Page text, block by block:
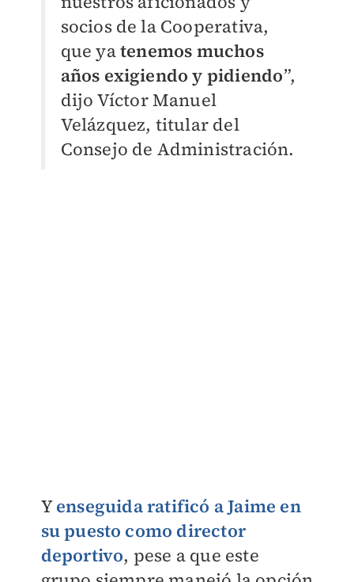
socios de la Cooperativa,
que yatenemos muchos
años exigiendo y pidiendo”,
dijo Víctor Manuel
Velázquez, titular del
Consejo de Administración.
Yenseguidaratificó a Jaime en
su puesto como director
deportivo, pese a que este